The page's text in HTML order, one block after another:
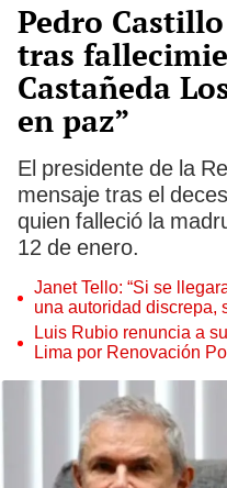
Pedro
tras
Castañeda
en paz”
El presidente de la
mensaje tras el
quien falleció la
12 de enero.
Janet Tello: “Si se
una autoridad discrepa,
judicial”
Luis Rubio renuncia a
Lima por Renovación